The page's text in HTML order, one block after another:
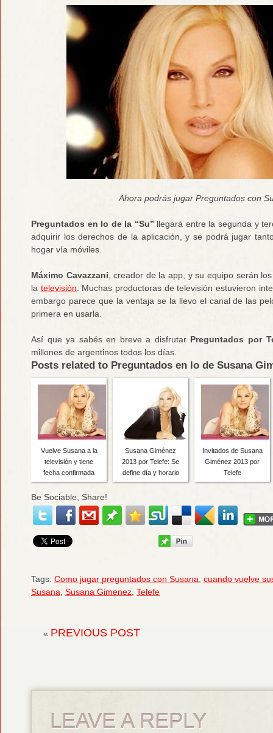
Ahora podrás jugar Preguntados con
Preguntados en lo de la “Su” llegará entre la segunda y
adquirir los derechos de la aplicación, y se podrá jugar
hogar vía móviles.
Máximo Cavazzani , creador de la app, y su equipo serán
la televisión . Muchas productoras de televisión estuvieron
embargo parece que la ventaja se la llevo el canal de las
primera en usarla.
Así que ya sabés en breve a disfrutar Preguntados por
millones de argentinos todos los días.
Posts related to Preguntados en lo de Susana
Vuelve Susana a la
televisión y tiene
fecha confirmada
Susana Giménez
2013 por Telefe: Se
define día y horario
Invitados de Susana
Giménez 2013 por
Telefe
Be Sociable, Share!
Tags: Como jugar preguntados con Susana cuando vuelve
Susana Susana Gimenez Telefe
« PREVIOUS POST
LEAVE A REPLY